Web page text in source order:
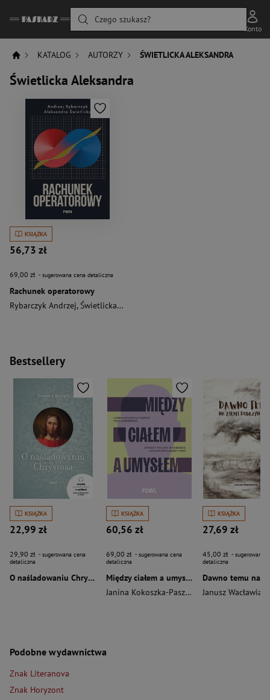
Czego szukasz?
Konto
KATALOG AUTORZY ŚWIETLICKA ALEKSANDRA
Świetlicka Aleksandra
KSIĄŻKA
56,73 zł
69,00 zł - sugerowana cena detaliczna
Rachunek operatorowy
Rybarczyk Andrzej, Świetlicka Aleksandra
Bestsellery
KSIĄŻKA
22,99 zł
29,90 zł - sugerowana cena
detaliczna
O naśladowaniu Chrystusa wyd. 2026
KSIĄŻKA
60,56 zł
69,00 zł - sugerowana cena
detaliczna
Między ciałem a umysłem
Janina Kokoszka-Paszkot
Piotr Wierzbiński
KSIĄŻKA
27,69 zł
45,00 zł - sugerowana
detaliczna
Janusz Wacławiak
Podobne wydawnictwa
Znak Literanova
Znak Horyzont